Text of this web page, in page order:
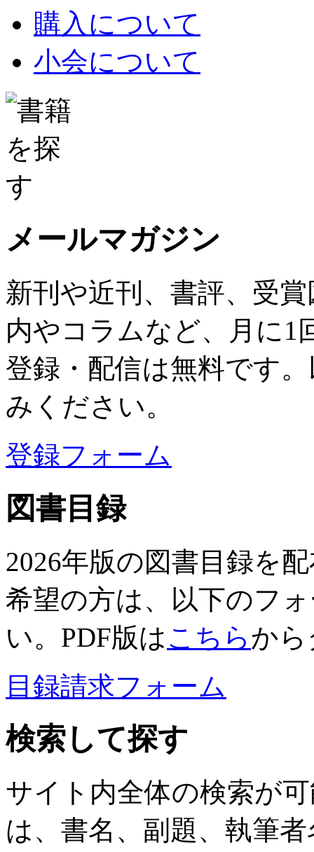
購入について
小会について
メールマガジン
新刊や近刊、書評、受
内やコラムなど、月に1
登録・配信は無料です
みください。
登録フォーム
図書目録
2026年版の図書目録を
希望の方は、以下のフ
い。PDF版はこちらか
目録請求フォーム
検索して探す
サイト内全体の検索が
は、書名、副題、執筆